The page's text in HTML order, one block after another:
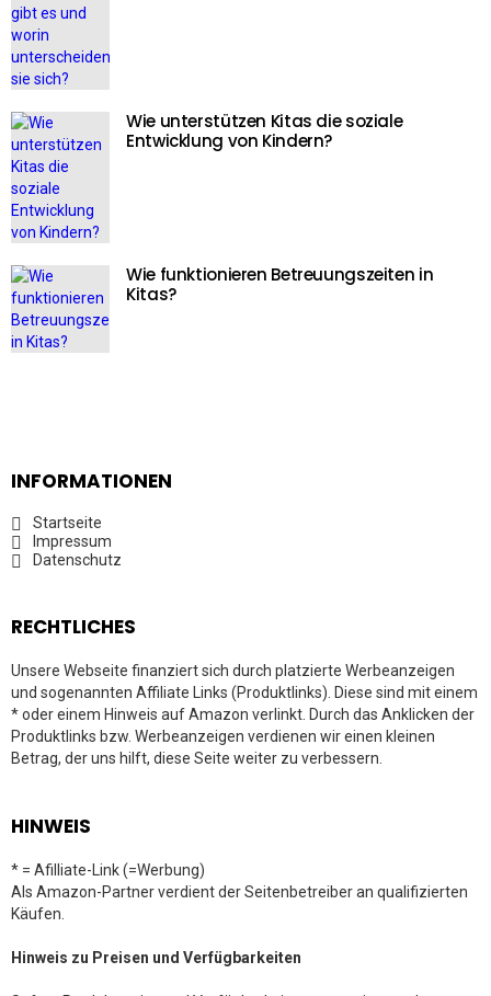
Wie unterstützen Kitas die soziale
Entwicklung von Kindern?
Wie funktionieren Betreuungszeiten in
Kitas?
INFORMATIONEN
Startseite
Impressum
Datenschutz
RECHTLICHES
Unsere Webseite finanziert sich durch platzierte Werbeanzeigen
und sogenannten Affiliate Links (Produktlinks). Diese sind mit einem
* oder einem Hinweis auf Amazon verlinkt. Durch das Anklicken der
Produktlinks bzw. Werbeanzeigen verdienen wir einen kleinen
Betrag, der uns hilft, diese Seite weiter zu verbessern.
HINWEIS
* = Afilliate-Link (=Werbung)
Als Amazon-Partner verdient der Seitenbetreiber an qualifizierten
Käufen.
Hinweis zu Preisen und Verfügbarkeiten